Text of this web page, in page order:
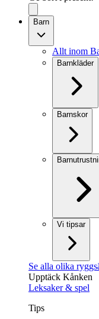
Barn
Allt inom
Barnkläder
Barnskor
Vi tipsar
Se alla olika
Upptäck Kånken
Leksaker & spel
Tips